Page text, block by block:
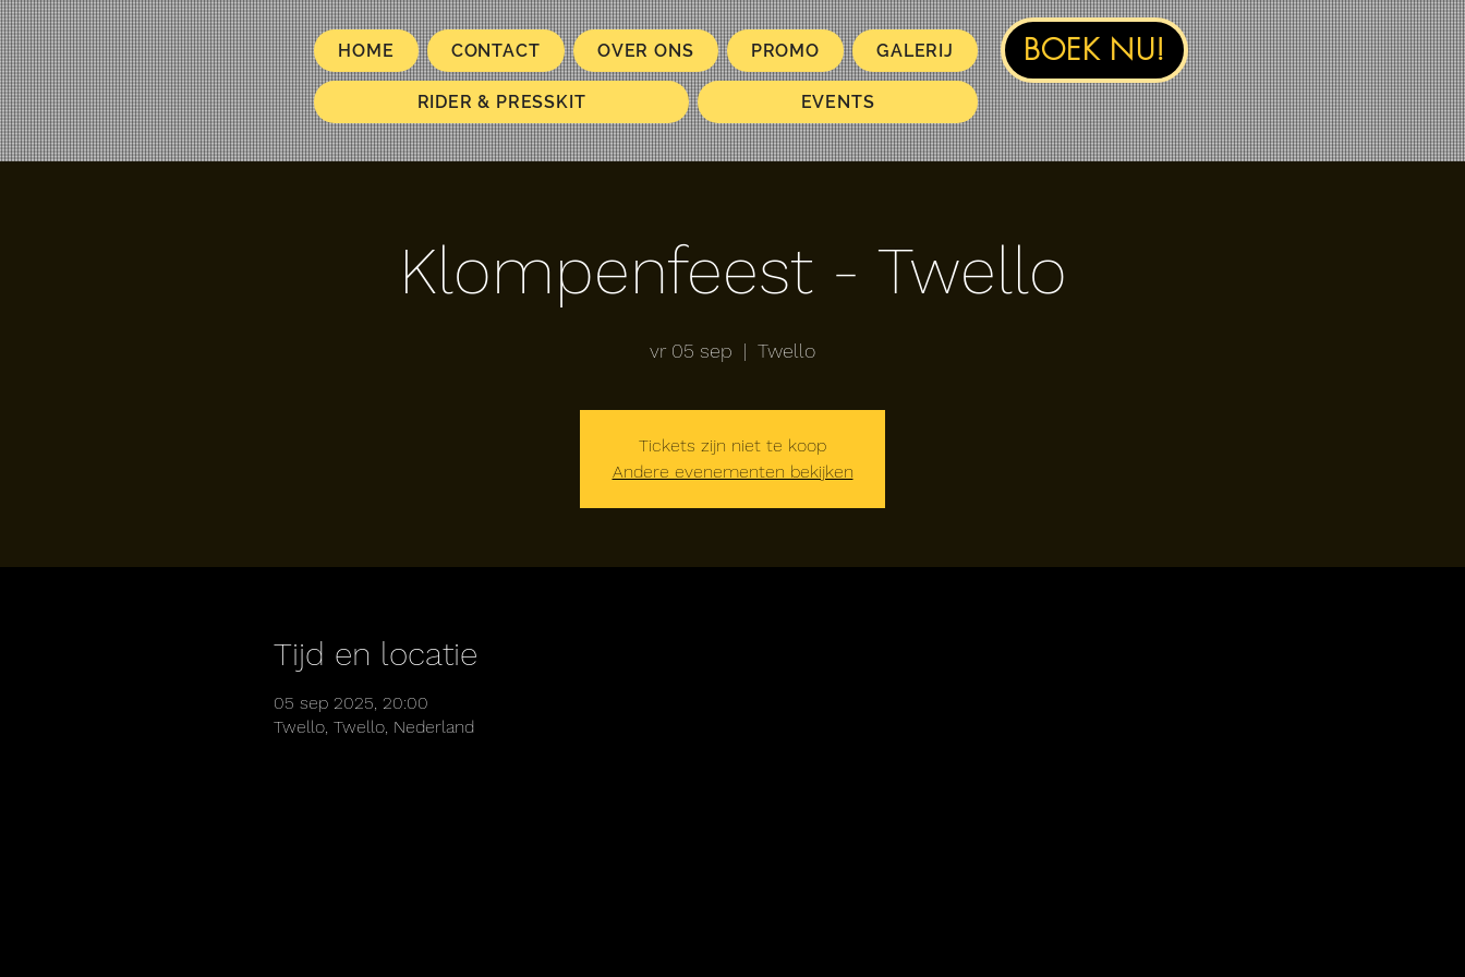
HOME CONTACT OVER ONS PROMO GALERIJ
RIDER & PRESSKIT EVENTS
BOEK NU!
Klompenfeest - Twello
vr 05 sep
  |
Twello
Tickets zijn niet te koop
Andere evenementen bekijken
Tijd en locatie
05 sep 2025, 20:00
Twello, Twello, Nederland